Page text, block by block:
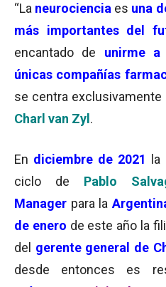
“La neurociencia es una
más importantes del
encantado de unirme a
únicas compañías
se centra exclusivamente
Charl van Zyl .
En diciembre de 2021 la
ciclo de Pablo
Manager para la
de enero de este año la
del gerente general de
desde entonces es